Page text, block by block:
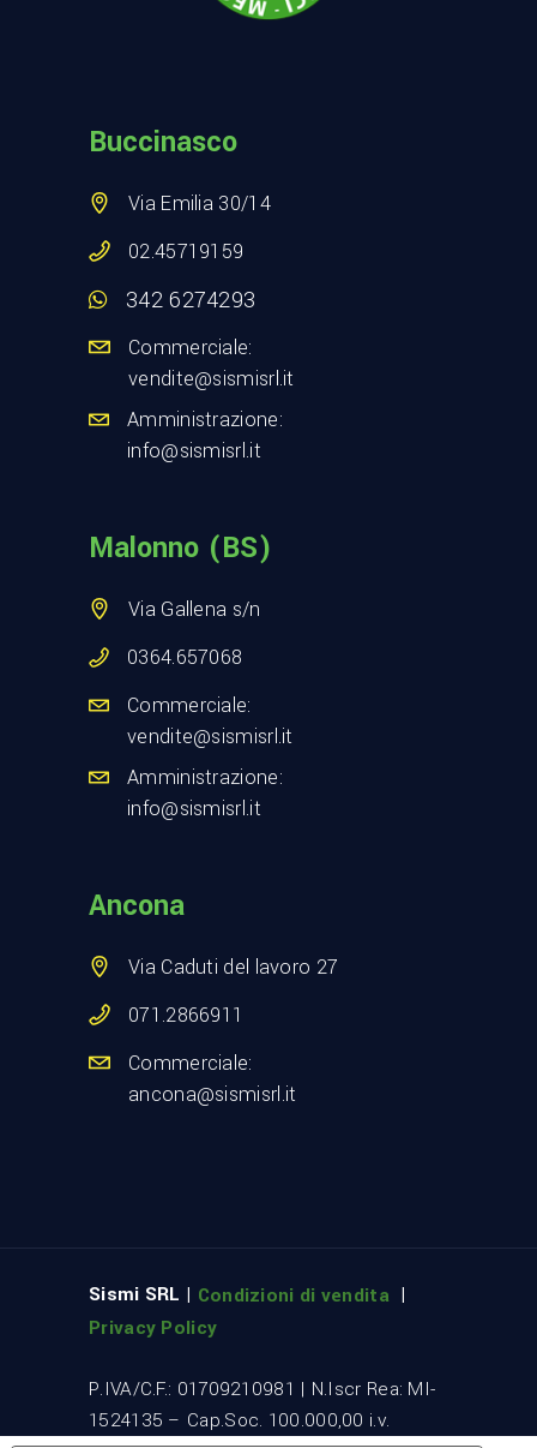
Buccinasco
Via Emilia 30/14
02.45719159
342 6274293
Commerciale:
vendite@sismisrl.it
Amministrazione:
info@sismisrl.it
Malonno (BS)
Via Gallena s/n
0364.657068
Commerciale:
vendite@sismisrl.it
Amministrazione:
info@sismisrl.it
Ancona
Via Caduti del lavoro 27
071.2866911
Commerciale:
ancona@sismisrl.it
Sismi SRL | Condizioni di vendita |
Privacy Policy
P.IVA/C.F.: 01709210981 | N.Iscr Rea: MI-
1524135 – Cap.Soc. 100.000,00 i.v.